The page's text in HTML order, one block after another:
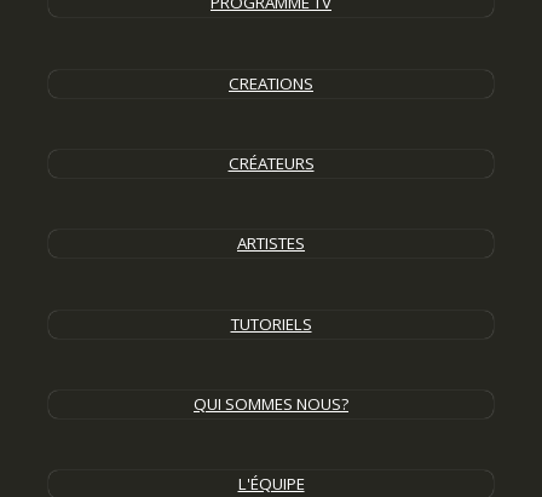
CREATIONS
CRÉATEURS
ARTISTES
TUTORIELS
QUI SOMMES NOUS?
L'ÉQUIPE